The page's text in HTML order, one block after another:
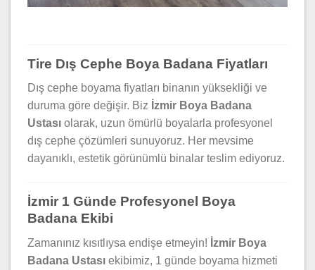
Tire Dış Cephe Boya Badana Fiyatları
Dış cephe boyama fiyatları binanın yüksekliği ve
duruma göre değişir. Biz İzmir Boya Badana
Ustası olarak, uzun ömürlü boyalarla profesyonel
dış cephe çözümleri sunuyoruz. Her mevsime
dayanıklı, estetik görünümlü binalar teslim ediyoruz.
İzmir 1 Günde Profesyonel Boya
Badana Ekibi
Zamanınız kısıtlıysa endişe etmeyin! İzmir Boya
Badana Ustası ekibimiz, 1 günde boyama hizmeti